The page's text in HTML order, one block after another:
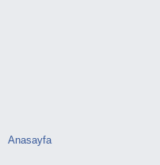
Buradasınız
Anasayfa